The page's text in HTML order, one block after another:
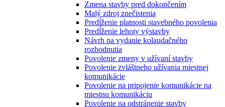
Zmena stavby pred dokončením
Malý zdroj znečistenia
Predĺženie platnosti stavebného povolenia
Predĺženie lehoty výstavby
Návrh na vydanie kolaudačného
rozhodnutia
Povolenie zmeny v užívaní stavby
Povolenie zvláštneho užívania miestnej
komunikácie
Povolenie na pripojenie komunikácie na
miestnu komunikáciu
Povolenie na odstránenie stavby